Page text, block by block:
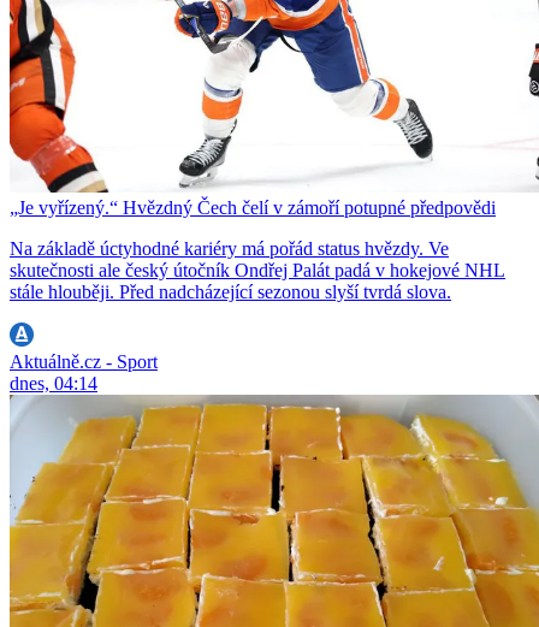
„Je vyřízený.“ Hvězdný Čech čelí v zámoří potupné předpovědi
Na základě úctyhodné kariéry má pořád status hvězdy. Ve
skutečnosti ale český útočník Ondřej Palát padá v hokejové NHL
stále hlouběji. Před nadcházející sezonou slyší tvrdá slova.
Aktuálně.cz - Sport
dnes, 04:14